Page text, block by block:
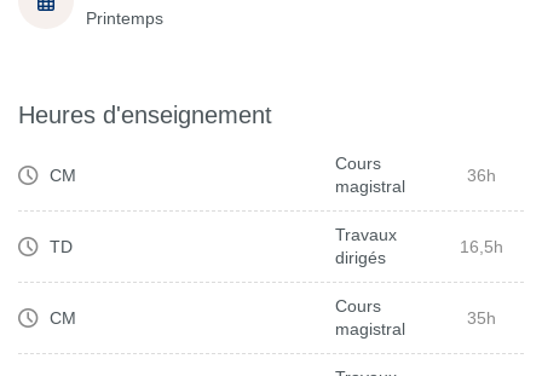
Printemps
Heures d'enseignement
CM
Cours
magistral
36h
TD
Travaux
dirigés
16,5h
CM
Cours
magistral
35h